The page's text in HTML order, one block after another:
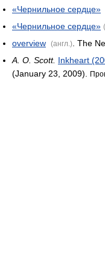
«Чернильное сердце»
«Чернильное сердце»
overview (англ.) . The
A. O. Scott. Inkheart
(January 23, 2009).